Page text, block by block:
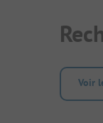
Voir